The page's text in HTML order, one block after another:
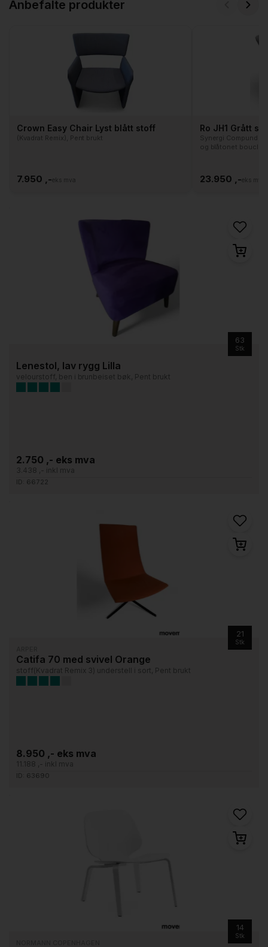
Anbefalte produkter
Crown Easy Chair Lyst blått stoff
(Kvadrat Remix), Pent brukt
7.950 ,-eks mva
Ro JH1 Grått
Synergi Compund
og blåtonet bouclé
23.950 ,-eks mva
63
Stk
Lenestol, lav rygg Lilla
velourstoff, ben i brunbeiset bøk, Pent brukt
2.750 ,- eks mva
3.438 ,- inkl mva
ID: 66722
21
Stk
Catifa 70 med svivel Orange
stoff(Kvadrat Remix 3) understell i sort, Pent brukt
8.950 ,- eks mva
11.188 ,- inkl mva
ID: 63690
14
Stk